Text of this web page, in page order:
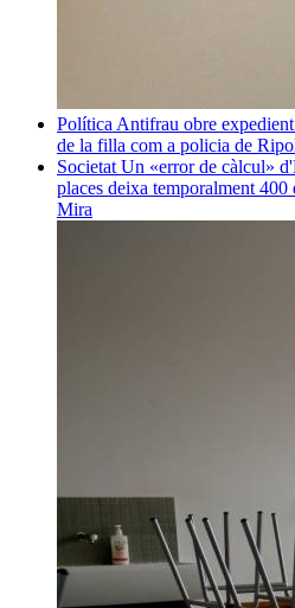
Política Antifrau obre
de la filla com a policia de
Societat Un «error de càlcul»
places deixa temporalment 400
Mira